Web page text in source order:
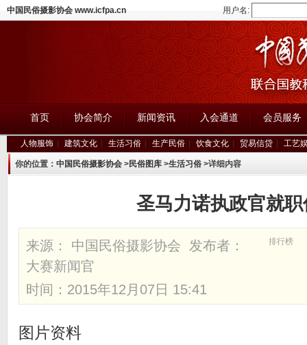
中国民俗摄影协会 www.icfpa.cn 用户名:
首页 协会简介 新闻资讯 入会通道 会员服务
人物服饰 建筑文化 生活习俗 生产民俗 饮食文化 贸易信贷 工艺
你的位置： 中国民俗摄影协会 >民俗图库 >生活习俗 >详细内容
圣马力诺执政官就
排行榜
来源： 中国民俗摄影协会 发布者：
大赛新闻官
时间：2015年12月07日 15:41
图片资料